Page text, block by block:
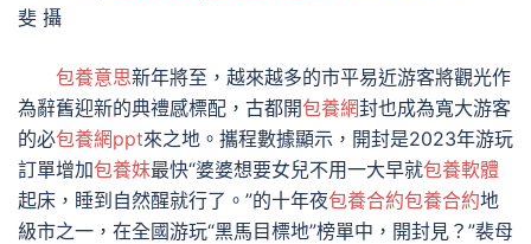
斐 攝
包養意思新年將至，越來越多的市平易近游客將觀光作
為辭舊迎新的典禮感標配，古都開包養網封也成為寬大游客
的必包養網ppt來之地。攜程數據顯示，開封是2023年游玩
訂單增加包養妹最快“婆婆想要女兒不用一大早就包養軟體
起床，睡到自然醒就行了。”的十年夜包養合約包養合約地
級市之一，在全國游玩“黑馬目標地”榜單中，開封見？”裴母